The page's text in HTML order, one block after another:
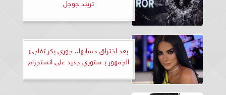
بعد اختراق حسابها.. جوري بكر تفاجئ
الجمهور بـ ستوري جديد على انستجرام